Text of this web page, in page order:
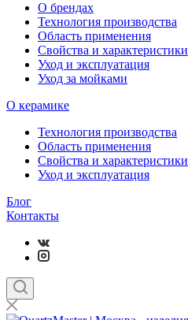
О брендах
Технология производства
Область применения
Свойства и характеристики
Уход и эксплуатация
Уход за мойками
О керамике
Технология производства
Область применения
Свойства и характеристики
Уход и эксплуатация
Блог
Контакты